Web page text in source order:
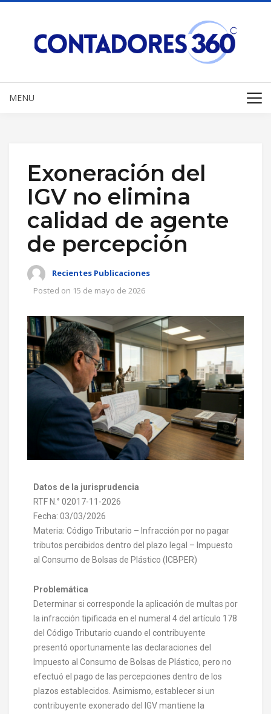
MENU
Exoneración del
IGV no elimina
calidad de agente
de percepción
Recientes Publicaciones
Posted on 15 de mayo de 2026
Datos de la jurisprudencia
RTF N.° 02017-11-2026
Fecha: 03/03/2026
Materia: Código Tributario – Infracción por no pagar
tributos percibidos dentro del plazo legal – Impuesto
al Consumo de Bolsas de Plástico (ICBPER)
Problemática
Determinar si corresponde la aplicación de multas por
la infracción tipificada en el numeral 4 del artículo 178
del Código Tributario cuando el contribuyente
presentó oportunamente las declaraciones del
Impuesto al Consumo de Bolsas de Plástico, pero no
efectuó el pago de las percepciones dentro de los
plazos establecidos. Asimismo, establecer si un
contribuyente exonerado del IGV mantiene la